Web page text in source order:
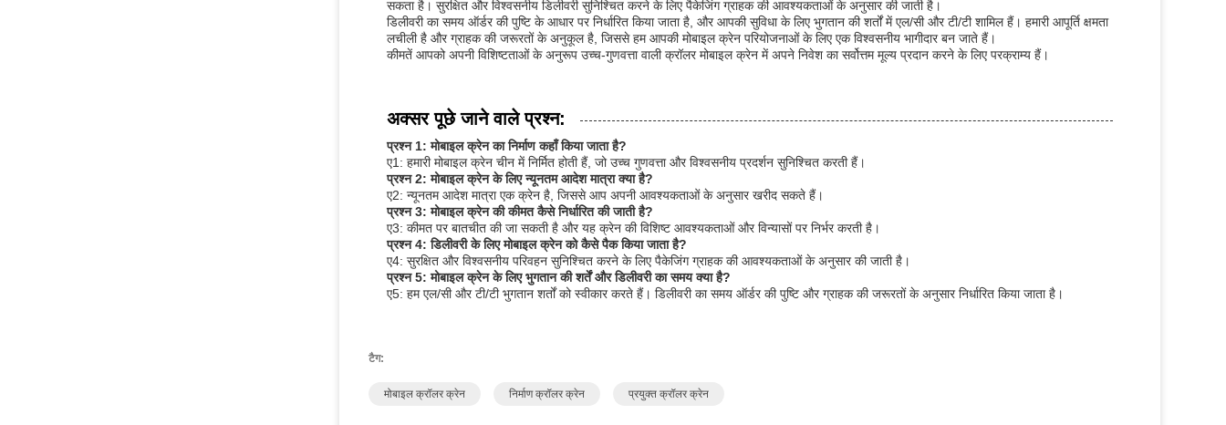
सकता है। सुरक्षित और विश्वसनीय डिलीवरी सुनिश्चित करने के लिए पैकेजिंग ग्राहक की आवश्यकताओं के अनुसार की जाती है।
डिलीवरी का समय ऑर्डर की पुष्टि के आधार पर निर्धारित किया जाता है, और आपकी सुविधा के लिए भुगतान की शर्तों में एल/सी और टी/टी शामिल हैं। हमारी आपूर्ति क्षमता
लचीली है और ग्राहक की जरूरतों के अनुकूल है, जिससे हम आपकी मोबाइल क्रेन परियोजनाओं के लिए एक विश्वसनीय भागीदार बन जाते हैं।
कीमतें आपको अपनी विशिष्टताओं के अनुरूप उच्च-गुणवत्ता वाली क्रॉलर मोबाइल क्रेन में अपने निवेश का सर्वोत्तम मूल्य प्रदान करने के लिए परक्राम्य हैं।
अक्सर पूछे जाने वाले प्रश्न:
प्रश्न 1: मोबाइल क्रेन का निर्माण कहाँ किया जाता है?
ए1: हमारी मोबाइल क्रेन चीन में निर्मित होती हैं, जो उच्च गुणवत्ता और विश्वसनीय प्रदर्शन सुनिश्चित करती हैं।
प्रश्न 2: मोबाइल क्रेन के लिए न्यूनतम आदेश मात्रा क्या है?
ए2: न्यूनतम आदेश मात्रा एक क्रेन है, जिससे आप अपनी आवश्यकताओं के अनुसार खरीद सकते हैं।
प्रश्न 3: मोबाइल क्रेन की कीमत कैसे निर्धारित की जाती है?
ए3: कीमत पर बातचीत की जा सकती है और यह क्रेन की विशिष्ट आवश्यकताओं और विन्यासों पर निर्भर करती है।
प्रश्न 4: डिलीवरी के लिए मोबाइल क्रेन को कैसे पैक किया जाता है?
ए4: सुरक्षित और विश्वसनीय परिवहन सुनिश्चित करने के लिए पैकेजिंग ग्राहक की आवश्यकताओं के अनुसार की जाती है।
प्रश्न 5: मोबाइल क्रेन के लिए भुगतान की शर्तें और डिलीवरी का समय क्या है?
ए5: हम एल/सी और टी/टी भुगतान शर्तों को स्वीकार करते हैं। डिलीवरी का समय ऑर्डर की पुष्टि और ग्राहक की जरूरतों के अनुसार निर्धारित किया जाता है।
टैग:
मोबाइल क्रॉलर क्रेन निर्माण क्रॉलर क्रेन प्रयुक्त क्रॉलर क्रेन